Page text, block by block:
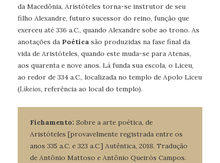
da Macedônia, Aristóteles torna-se instrutor de seu
filho Alexandre, futuro sucessor do reino, função que
exerceu até 336 a.C., quando Alexandre sobe ao trono. As
anotações da Poética são produzidas na fase final da
vida de Aristóteles, quando este muda-se para Atenas,
aos quarenta e nove anos. Lá funda sua escola, o Liceu,
ao redor de 334 a.C., localizada no templo de Apolo Liceu
(Likeios, referência ao local do templo).
Fichamento: Sobre a arte poética, de
Aristóteles [provavelmente registrada entre os
anos 335 a.C. e 323 a.C.] Autêntica, 2018. Tradução
de Antônio Mattoso e Antônio Queirós Campos.